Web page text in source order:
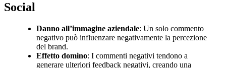
Social
Danno all’immagine aziendale: Un solo commento
negativo può influenzare negativamente la percezione
del brand.
Effetto domino: I commenti negativi tendono a
generare ulteriori feedback negativi, creando una